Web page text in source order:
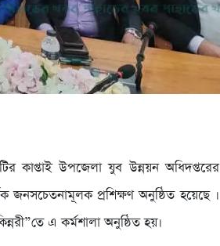
কাপ্তাই উপজেলা যুব উন্নয়ন অধিদপ্তরের
জনসচেতনামূলক প্রশিক্ষণ অনুষ্ঠিত হয়েছে ।
এ কর্মশালা অনুষ্ঠিত হয়।